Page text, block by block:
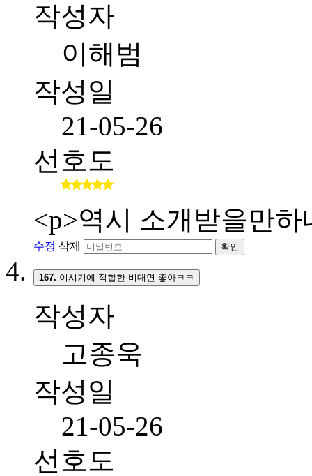
작성자
이해범
작성일
21-05-26
선호도
<p>역시 소개받을만하
수정 삭제 확인
167. 이시기에 적합한 비대면 좋아ㅋㅋ
작성자
고종욱
작성일
21-05-26
선호도